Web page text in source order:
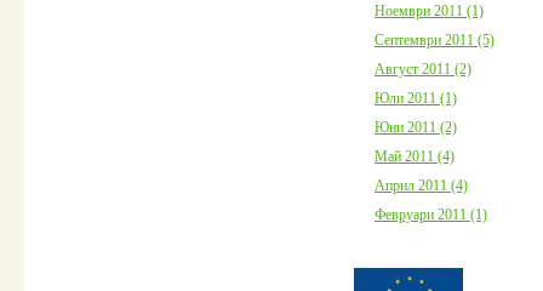
Ноември 2011 (1)
Септември 2011 (5)
Август 2011 (2)
Юли 2011 (1)
Юни 2011 (2)
Май 2011 (4)
Април 2011 (4)
Февруари 2011 (1)